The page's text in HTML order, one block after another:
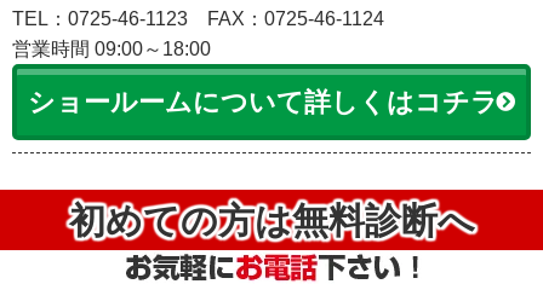
TEL：0725-46-1123
FAX：0725-46-1124
営業時間 09:00～18:00
ショールームについて詳しくはコチラ
初めての方は無料診断へ